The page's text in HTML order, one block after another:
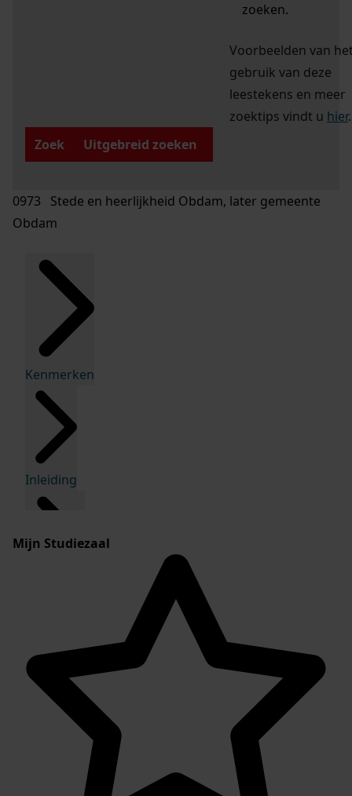
zoeken.
Voorbeelden van
gebruik van deze
leestekens en meer
zoektips vindt u hier.
Zoek
Uitgebreid zoeken
0973 Stede en heerlijkheid Obdam, later gemeente
Obdam
Kenmerken
Inleiding
Mijn Studiezaal